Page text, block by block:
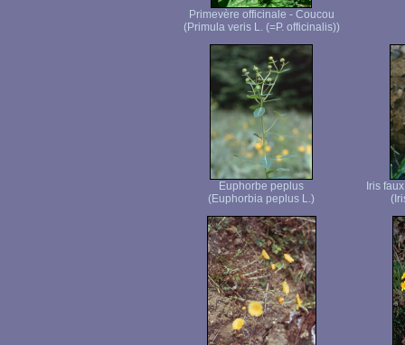
Primevère officinale - Coucou
(Primula veris L. (=P. officinalis))
Euphorbe peplus
(Euphorbia peplus L.)
Iris